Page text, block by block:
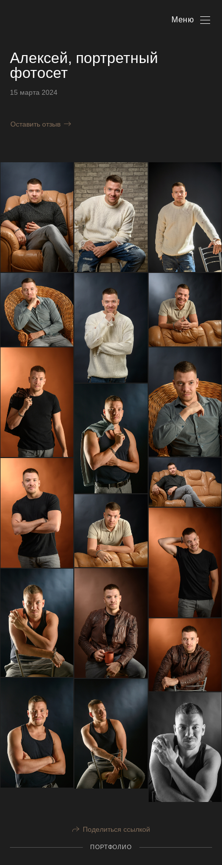
Меню
Алексей, портретный
фотосет
15 марта 2024
Оставить отзыв
Поделиться ссылкой
ПОРТФОЛИО